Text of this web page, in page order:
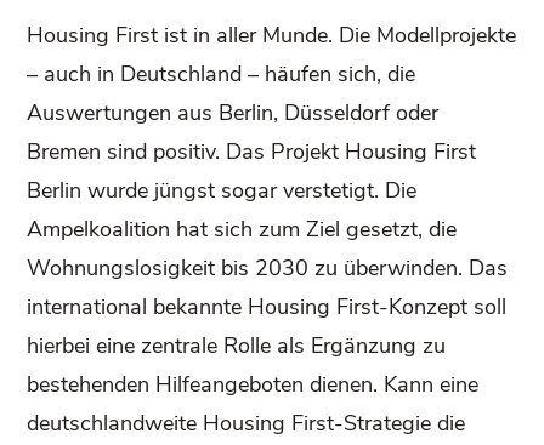
Housing First ist in aller Munde. Die Modellprojekte
– auch in Deutschland – häufen sich, die
Auswertungen aus Berlin, Düsseldorf oder
Bremen sind positiv. Das Projekt Housing First
Berlin wurde jüngst sogar verstetigt. Die
Ampelkoalition hat sich zum Ziel gesetzt, die
Wohnungslosigkeit bis 2030 zu überwinden. Das
international bekannte Housing First-Konzept soll
hierbei eine zentrale Rolle als Ergänzung zu
bestehenden Hilfeangeboten dienen. Kann eine
deutschlandweite Housing First-Strategie die